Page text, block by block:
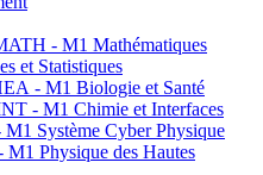
- M1 Mathématiques
et Statistiques
- M1 Biologie et Santé
- M1 Chimie et Interfaces
Système Cyber Physique
Physique des Hautes